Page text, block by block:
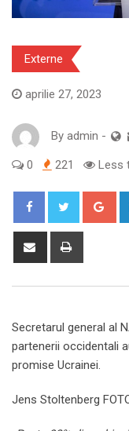
Externe
aprilie 27, 2023
By admin -
0 221 Less
Share
Secretarul general al
partenerii occidentali
promise Ucrainei.
Jens Stoltenberg